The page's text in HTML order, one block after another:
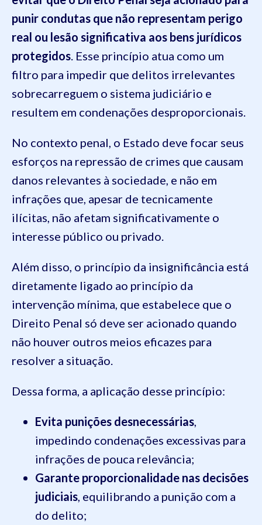
punir condutas que não representam perigo
real ou lesão significativa aos bens jurídicos
protegidos . Esse princípio atua como um
filtro para impedir que delitos irrelevantes
sobrecarreguem o sistema judiciário e
resultem em condenações desproporcionais.
No contexto penal, o Estado deve focar seus
esforços na repressão de crimes que causam
danos relevantes à sociedade, e não em
infrações que, apesar de tecnicamente
ilícitas, não afetam significativamente o
interesse público ou privado.
Além disso, o princípio da insignificância está
diretamente ligado ao princípio da
intervenção mínima, que estabelece que o
Direito Penal só deve ser acionado quando
não houver outros meios eficazes para
resolver a situação.
Dessa forma, a aplicação desse princípio:
Evita punições desnecessárias
impedindo condenações excessivas para
infrações de pouca relevância;
Garante proporcionalidade nas decisões
judiciais , equilibrando a punição com a
do delito;